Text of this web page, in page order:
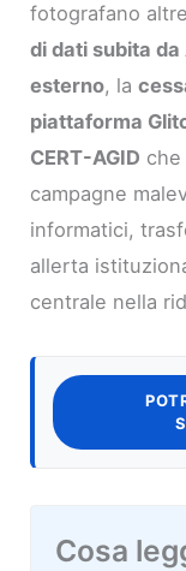
fotografano
di dati subita
esterno, la
piattaforma
CERT-AGID
campagne
informatici,
allerta
centrale nella
Cosa